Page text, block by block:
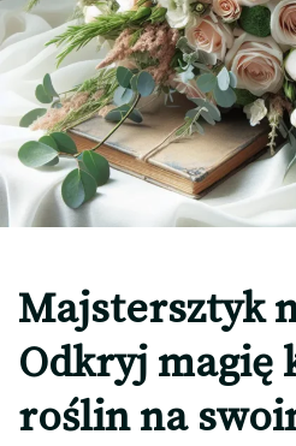
Majstersztyk
Odkryj magię
roślin na